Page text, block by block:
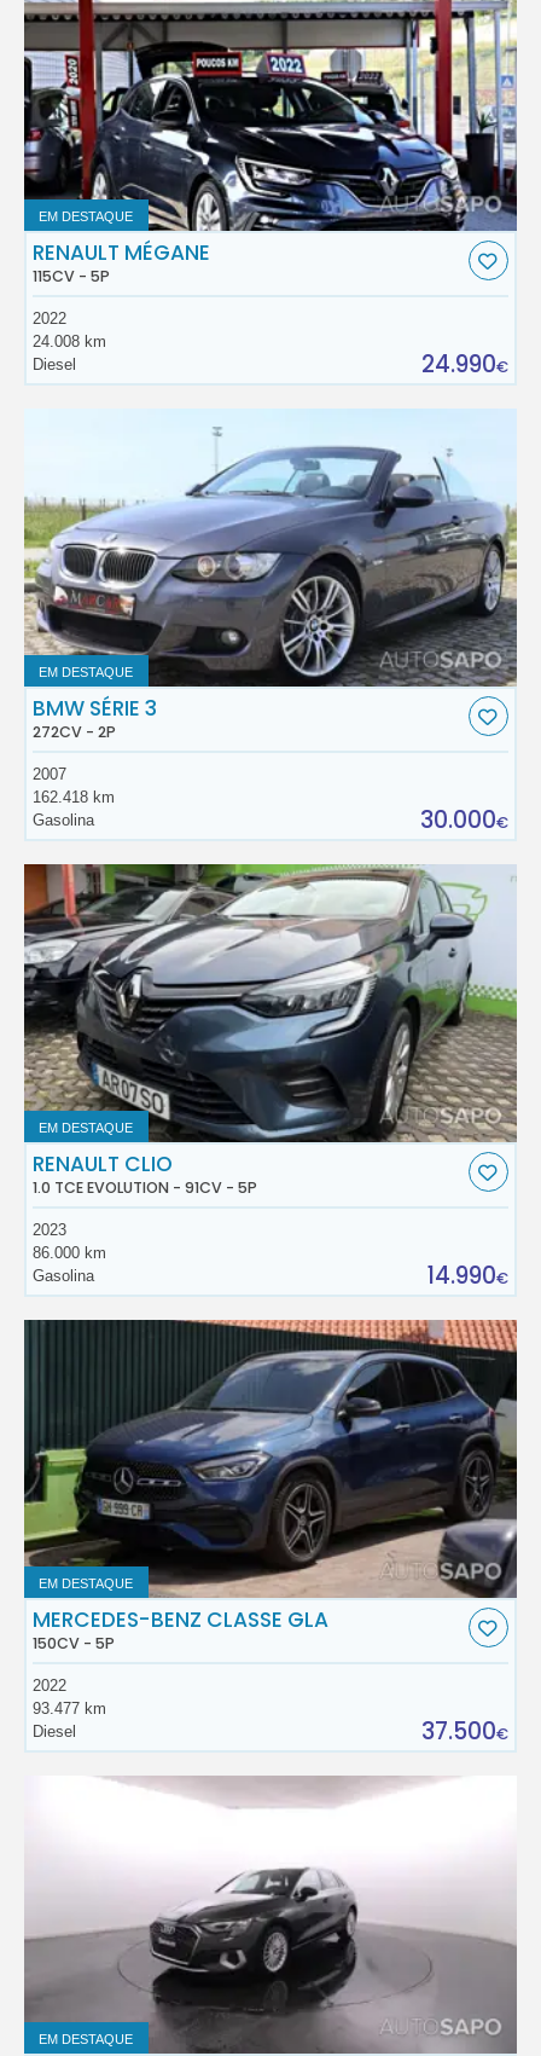
EM DESTAQUE
RENAULT MÉGANE
115CV - 5P
2022
24.008 km
Diesel
24.990€
EM DESTAQUE
BMW SÉRIE 3
272CV - 2P
2007
162.418 km
Gasolina
30.000€
EM DESTAQUE
RENAULT CLIO
1.0 TCE EVOLUTION - 91CV - 5P
2023
86.000 km
Gasolina
14.990€
EM DESTAQUE
MERCEDES-BENZ CLASSE GLA
150CV - 5P
2022
93.477 km
Diesel
37.500€
EM DESTAQUE